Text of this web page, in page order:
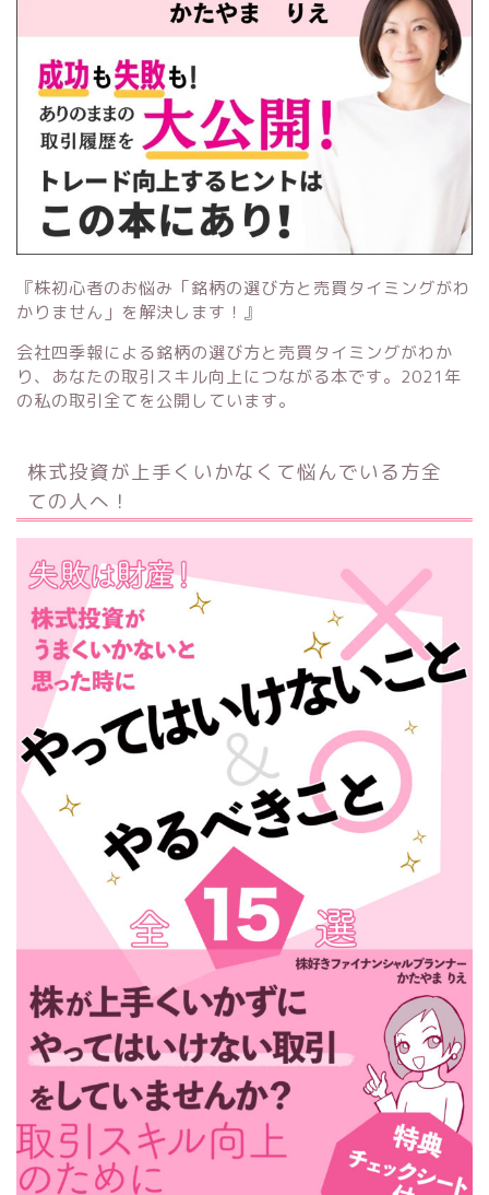
『株初心者のお悩み「銘柄の選び方と売買タイミングがわ
かりません」を解決します！』
会社四季報による銘柄の選び方と売買タイミングがわか
り、あなたの取引スキル向上につながる本です。2021年
の私の取引全てを公開しています。
株式投資が上手くいかなくて悩んでいる方全
ての人へ！